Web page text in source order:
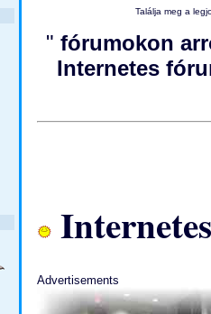
Találja meg a
" fórumokon
Internetes
Advertisements